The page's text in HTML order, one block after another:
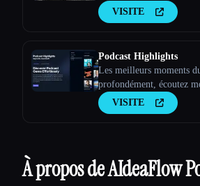
VISITE
Podcast Highlights
Les meilleurs moments
profondément, écoutez
VISITE
À propos de AIdeaFlow